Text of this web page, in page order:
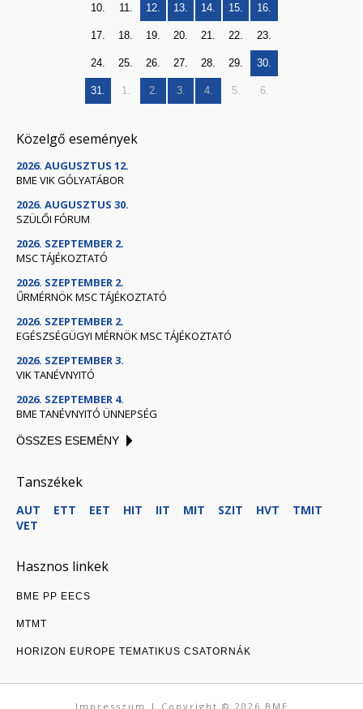
10. 11. 12. 13. 14. 15. 16.
17. 18. 19. 20. 21. 22. 23.
24. 25. 26. 27. 28. 29. 30.
31. 1. 2. 3. 4. 5. 6.
Közelgő események
2026. AUGUSZTUS 12.
BME VIK GÓLYATÁBOR
2026. AUGUSZTUS 30.
SZÜLŐI FÓRUM
2026. SZEPTEMBER 2.
MSC TÁJÉKOZTATÓ
2026. SZEPTEMBER 2.
ŰRMÉRNÖK MSC TÁJÉKOZTATÓ
2026. SZEPTEMBER 2.
EGÉSZSÉGÜGYI MÉRNÖK MSC TÁJÉKOZTATÓ
2026. SZEPTEMBER 3.
VIK TANÉVNYITÓ
2026. SZEPTEMBER 4.
BME TANÉVNYITÓ ÜNNEPSÉG
ÖSSZES ESEMÉNY
Tanszékek
AUT ETT EET HIT IIT MIT SZIT HVT
TMIT
VET
Hasznos linkek
BME PP EECS
MTMT
HORIZON EUROPE TEMATIKUS CSATORNÁK
Impresszum | Copyright © 2026 BME